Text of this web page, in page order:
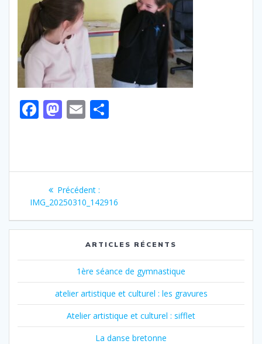
F
b
o
o
k
M
d
o
n
E
l g
Navigation
de
l’article
Précédent :Article
précédent
IMG_20250310_142916
ARTICLES RÉCENTS
1ère séance de gymnastique
atelier artistique et culturel : les gravures
Atelier artistique et culturel : sifflet
La danse bretonne